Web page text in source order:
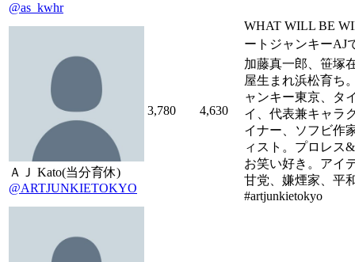
@as_kwhr
ＡＪ Kato(当分育休)
@ARTJUNKIETOKYO
3,780 4,630
WHAT WILL BE
ートジャンキーAJ
加藤真一郎、笹塚
屋生まれ浜松育ち
ャンキー東京、タ
イ、代表兼キャラ
イナー、ソフビ作
ィスト。プロレス
お笑い好き。アイ
甘党、嫌煙家、平
#artjunkietokyo